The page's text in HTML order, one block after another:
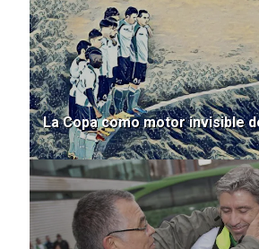
La Copa como motor invisible